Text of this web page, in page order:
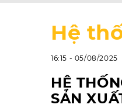
Hệ
16:15 - 05/08/2025
HỆ
SẢN